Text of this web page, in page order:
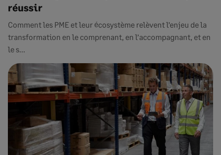
réussir
Comment les PME et leur écosystème relèvent l’enjeu de la
transformation en le comprenant, en l’accompagnant, et en
le s...